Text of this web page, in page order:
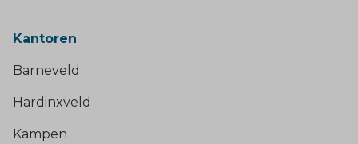
Kantoren
Barneveld
Hardinxveld
Kampen